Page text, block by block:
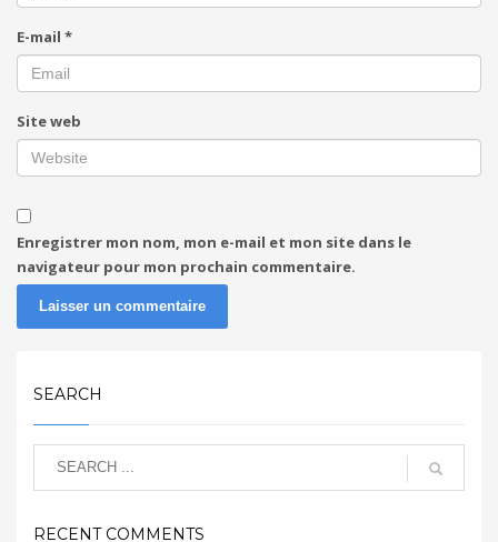
E-mail *
Site web
Enregistrer mon nom, mon e-mail et mon site dans le
navigateur pour mon prochain commentaire.
SEARCH
RECENT COMMENTS